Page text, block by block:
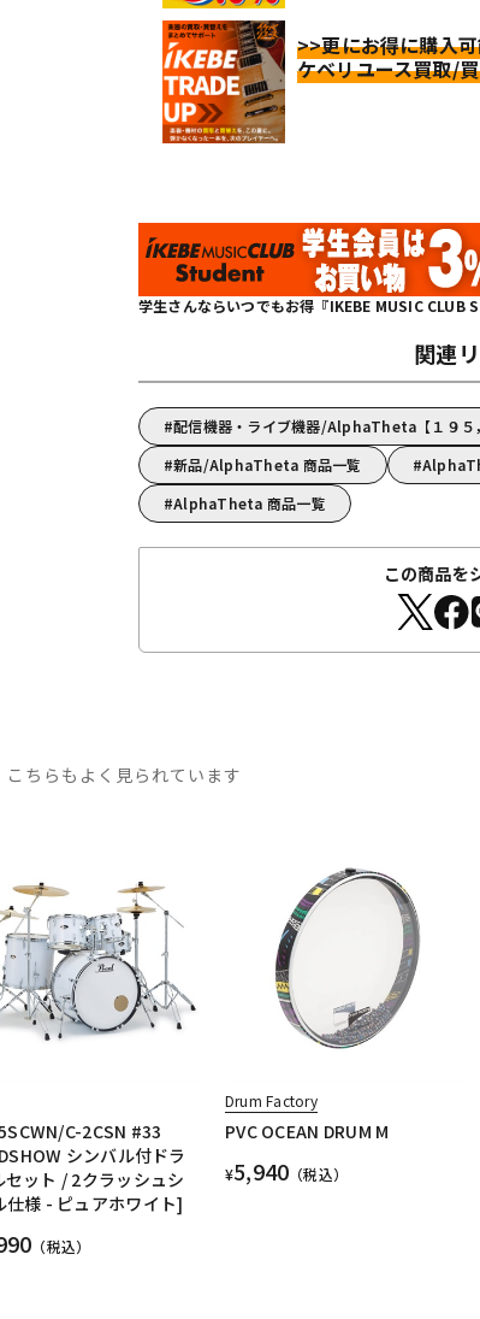
>>更にお得に購入
ケベリユース買取/
学生さんならいつでもお得『IKEBE MUSIC CLUB
関連
配信機器・ライブ機器/AlphaTheta【１９５
新品/AlphaTheta 商品一覧
AlphaTheta 商品一覧
この商品を
こちらもよく見られています
C-2CSN #33
シンバル付ドラ
セット / 2クラッシュシ
仕様 - ピュアホワイト]
（税込）
Drum Factory
PVC OCEAN DRUM M
¥5,940 （税込）